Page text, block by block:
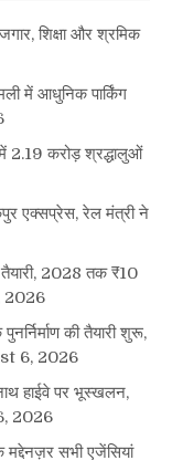
शिक्षा और श्रमिक
में आधुनिक पार्किंग
में 2.19 करोड़ श्रद्धालुओं
एक्सप्रेस, रेल मंत्री ने
2028 तक ₹10
2026
की तैयारी शुरू,
6, 2026
हाईवे पर भूस्खलन,
2026
मद्देनज़र सभी एजेंसियां